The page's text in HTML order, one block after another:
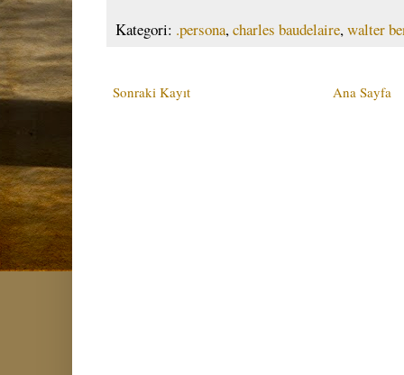
Kategori: .persona,charles baudelaire,walter
Sonraki Kayıt Ana Sayfa